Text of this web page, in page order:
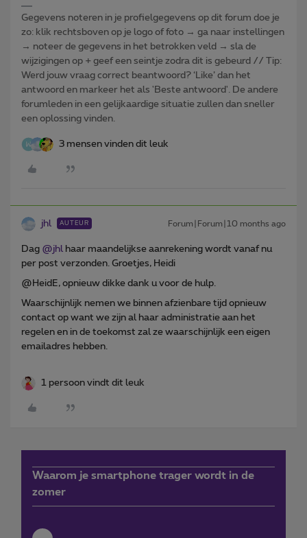
Gegevens noteren in je profielgegevens op dit forum doe je
zo: klik rechtsboven op je logo of foto → ga naar instellingen
→ noteer de gegevens in het betrokken veld → sla de
wijzigingen op + geef een seintje zodra dit is gebeurd // Tip:
Werd jouw vraag correct beantwoord? ‘Like’ dan het
antwoord en markeer het als 'Beste antwoord'. De andere
forumleden in een gelijkaardige situatie zullen dan sneller
een oplossing vinden.
3 mensen vinden dit leuk
jhl AUTEUR Forum|Forum|10 months ago
Dag ​ @jhl haar maandelijkse aanrekening wordt vanaf nu
per post verzonden. Groetjes, Heidi
@HeidE, opnieuw dikke dank u voor de hulp.
Waarschijnlijk nemen we binnen afzienbare tijd opnieuw
contact op want we zijn al haar administratie aan het
regelen en in de toekomst zal ze waarschijnlijk een eigen
emailadres hebben.
1 persoon vindt dit leuk
Waarom je smartphone trager wordt in de
zomer